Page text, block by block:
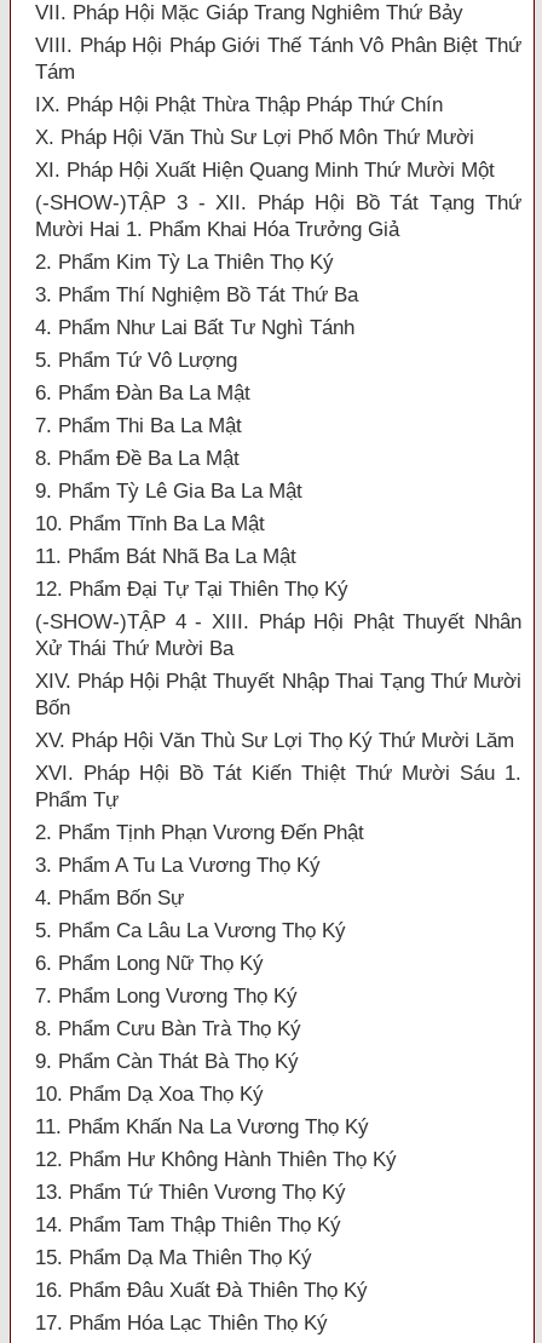
VII. Pháp Hội Mặc Giáp Trang Nghiêm Thứ Bảy
VIII. Pháp Hội Pháp Giới Thế Tánh Vô Phân Biệt Thứ
Tám
IX. Pháp Hội Phật Thừa Thập Pháp Thứ Chín
X. Pháp Hội Văn Thù Sư Lợi Phố Môn Thứ Mười
XI. Pháp Hội Xuất Hiện Quang Minh Thứ Mười Một
(-SHOW-)TẬP 3 - XII. Pháp Hội Bồ Tát Tạng Thứ
Mười Hai 1. Phẩm Khai Hóa Trưởng Giả
2. Phẩm Kim Tỳ La Thiên Thọ Ký
3. Phẩm Thí Nghiệm Bồ Tát Thứ Ba
4. Phẩm Như Lai Bất Tư Nghì Tánh
5. Phẩm Tứ Vô Lượng
6. Phẩm Đàn Ba La Mật
7. Phẩm Thi Ba La Mật
8. Phẩm Đề Ba La Mật
9. Phẩm Tỳ Lê Gia Ba La Mật
10. Phẩm Tĩnh Ba La Mật
11. Phẩm Bát Nhã Ba La Mật
12. Phẩm Đại Tự Tại Thiên Thọ Ký
(-SHOW-)TẬP 4 - XIII. Pháp Hội Phật Thuyết Nhân
Xử Thái Thứ Mười Ba
XIV. Pháp Hội Phật Thuyết Nhập Thai Tạng Thứ Mười
Bốn
XV. Pháp Hội Văn Thù Sư Lợi Thọ Ký Thứ Mười Lăm
XVI. Pháp Hội Bồ Tát Kiến Thiệt Thứ Mười Sáu 1.
Phẩm Tự
2. Phẩm Tịnh Phạn Vương Đến Phật
3. Phẩm A Tu La Vương Thọ Ký
4. Phẩm Bốn Sự
5. Phẩm Ca Lâu La Vương Thọ Ký
6. Phẩm Long Nữ Thọ Ký
7. Phẩm Long Vương Thọ Ký
8. Phẩm Cưu Bàn Trà Thọ Ký
9. Phẩm Càn Thát Bà Thọ Ký
10. Phẩm Dạ Xoa Thọ Ký
11. Phẩm Khấn Na La Vương Thọ Ký
12. Phẩm Hư Không Hành Thiên Thọ Ký
13. Phẩm Tứ Thiên Vương Thọ Ký
14. Phẩm Tam Thập Thiên Thọ Ký
15. Phẩm Dạ Ma Thiên Thọ Ký
16. Phẩm Đâu Xuất Đà Thiên Thọ Ký
17. Phẩm Hóa Lạc Thiên Thọ Ký